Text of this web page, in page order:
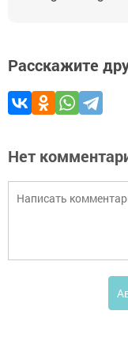
Расскажите
Нет